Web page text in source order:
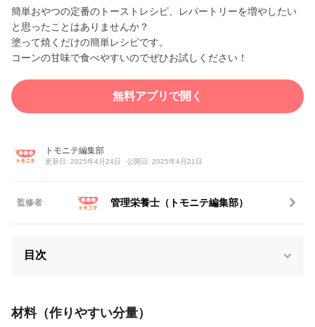
e
o
簡単おやつの定番のトーストレシピ、レパートリーを増やしたい
と思ったことはありませんか？
塗って焼くだけの簡単レシピです。
コーンの甘味で食べやすいのでぜひお試しください！
無料アプリで開く
トモニテ編集部
更新日: 2025年4月24日 公開日: 2025年4月21日
監修者 管理栄養士（トモニテ編集部）
目次
材料（作りやすい分量）